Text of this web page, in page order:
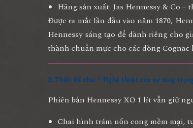
Hãng sản xuất: Jas Hennessy & Co
Được ra mắt lần đầu vào năm 1870,
Hennessy sáng tạo để dành riêng cho
thành chuẩn mực cho các dòng Cognac
2. Thiết kế chai – Nghệ thuật của sự sang
Phiên bản Hennessy XO 1 lít vẫn giữ
Chai hình trám uốn cong mềm mại,